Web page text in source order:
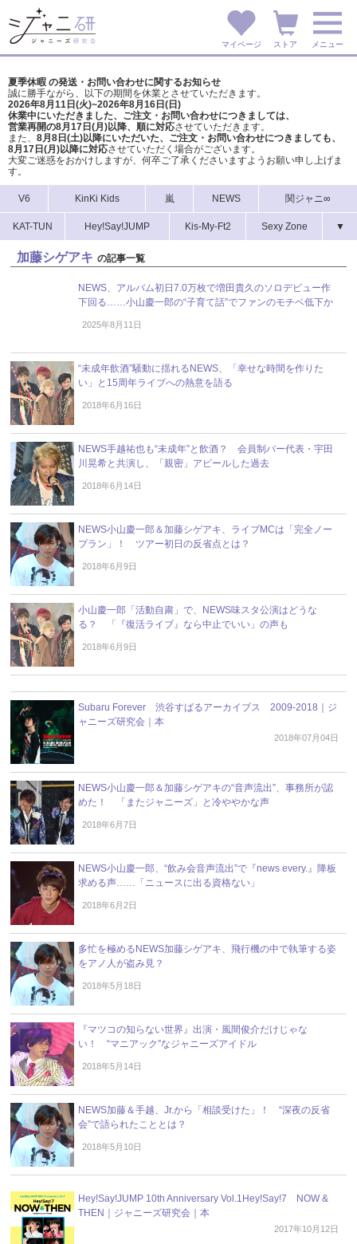
マイページ ストア メニュー
夏季休暇 の発送・お問い合わせに関するお知らせ
誠に勝手ながら、以下の期間を休業とさせていただきます。
2026年8月11日(火)~2026年8月16日(日)
休業中にいただきました、ご注文・お問い合わせにつきましては、
営業再開の8月17日(月)以降、順に対応させていただきます。
また、 8月8日(土)以降にいただいた、ご注文・ お問い合わせにつきましても、
8月17日(月)以降に対応させていただく場合がございます。
大変ご迷惑をおかけしますが、 何卒ご了承くださいますようお願い申し上げま
す。
V6 KinKi Kids 嵐 NEWS 関ジャニ∞
KAT-TUN Hey!Say!JUMP Kis-My-Ft2 Sexy Zone ▼
加藤シゲアキ の記事一覧
NEWS、アルバム初日7.0万枚で増田貴久のソロデビュー作
下回る……小山慶一郎の“子育て話”でファンのモチベ低下か
2025年8月11日
“未成年飲酒”騒動に揺れるNEWS、「幸せな時間を作りた
い」と15周年ライブへの熱意を語る
2018年6月16日
NEWS手越祐也も“未成年”と飲酒？ 会員制バー代表・宇田
川晃希と共演し、「親密」アピールした過去
2018年6月14日
NEWS小山慶一郎＆加藤シゲアキ、ライブMCは「完全ノー
プラン」！ ツアー初日の反省点とは？
2018年6月9日
小山慶一郎「活動自粛」で、NEWS味スタ公演はどうな
る？ 「『復活ライブ』なら中止でいい」の声も
2018年6月9日
Subaru Forever 渋谷すばるアーカイブス 2009-2018｜ジ
ャニーズ研究会｜本
2018年07月04日
NEWS小山慶一郎＆加藤シゲアキの“音声流出”、事務所が認
めた！ 「またジャニーズ」と冷ややかな声
2018年6月7日
NEWS小山慶一郎、“飲み会音声流出”で『news every.』降板
求める声……「ニュースに出る資格ない」
2018年6月2日
多忙を極めるNEWS加藤シゲアキ、飛行機の中で執筆する姿
をアノ人が盗み見？
2018年5月18日
『マツコの知らない世界』出演・風間俊介だけじゃな
い！ “マニアック”なジャニーズアイドル
2018年5月14日
NEWS加藤＆手越、Jr.から「相談受けた」！ “深夜の反省
会”で語られたこととは？
2018年5月10日
Hey!Say!JUMP 10th Anniversary Vol.1Hey!Say!7 NOW &
THEN｜ジャニーズ研究会｜本
2017年10月12日